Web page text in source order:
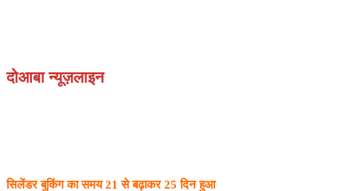
दोआबा न्यूज़लाइन
सिलेंडर बुकिंग का समय 21 से बढ़ाकर 25 दिन हुआ